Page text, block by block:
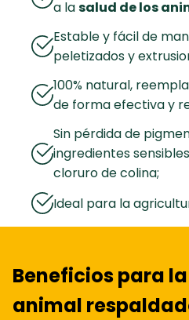
a lasalud de los
Estable y fácil de
peletizados y
100% natural,
de forma efectiva y
Sin pérdida de
ingredientes
cloruro de colina;
Ideal para la
Beneficios para
animal